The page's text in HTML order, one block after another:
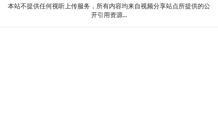
本站不提供任何视听上传服务，所有内容均来自视频分享站点所提供的公
开引用资源...